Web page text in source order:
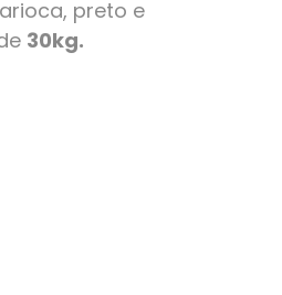
preto e
30kg.